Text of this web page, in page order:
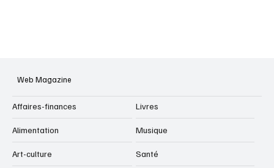
Web Magazine
Affaires-finances
Alimentation
Art-culture
Livres
Musique
Santé